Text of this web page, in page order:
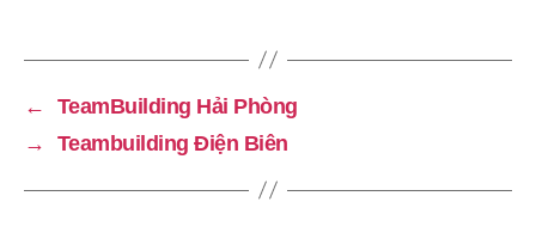
←
TeamBuilding Hải Phòng
→
Teambuilding Điện Biên